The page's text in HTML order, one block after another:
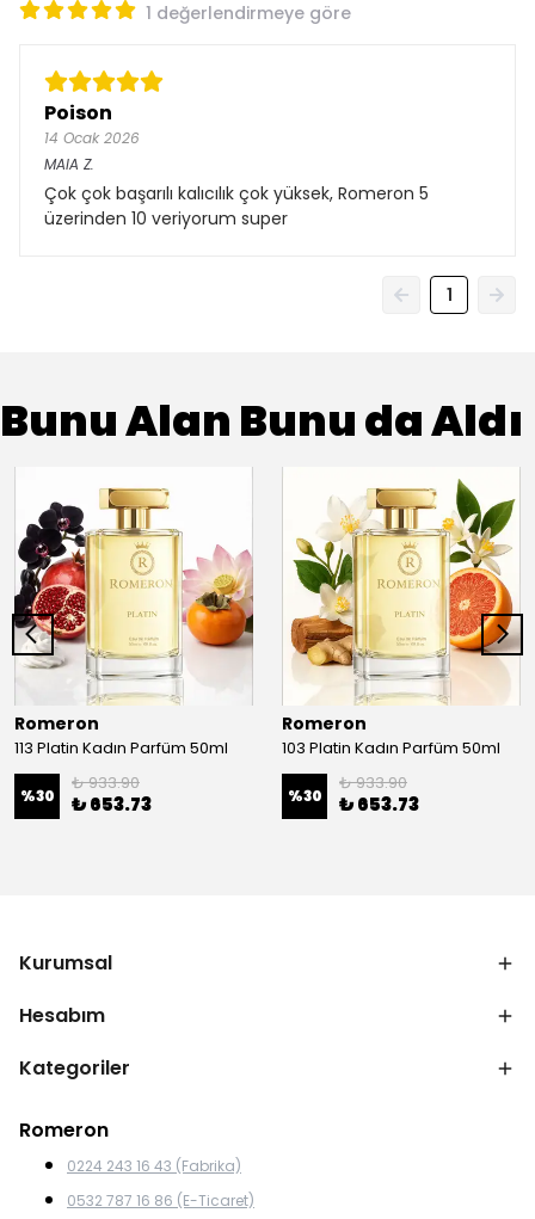
1 değerlendirmeye göre
Poison
14 Ocak 2026
MAIA Z.
Çok çok başarılı kalıcılık çok yüksek, Romeron 5
üzerinden 10 veriyorum super
1
Bunu Alan Bunu da Aldı
Romeron
113 Platin Kadın Parfüm 50ml
%30
₺ 933.90
₺ 653.73
Romeron
103 Platin Kadın Parfüm 50ml
%30
₺ 933.90
₺ 653.73
Kurumsal
Hesabım
Kategoriler
Romeron
0224 243 16 43 (Fabrika)
0532 787 16 86 (E-Ticaret)